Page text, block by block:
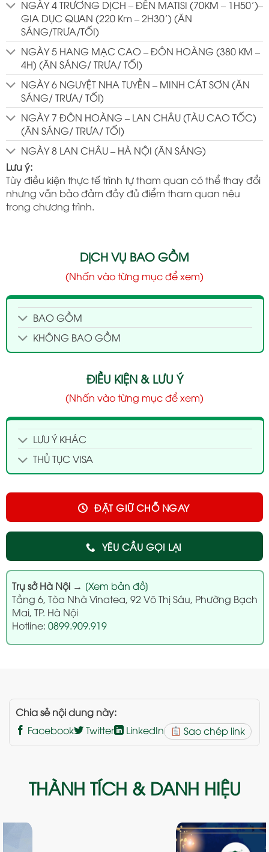
NGÀY 4 TRƯƠNG DỊCH – ĐỀN MATISI (70KM – 1H50’)–
GIA DỤC QUAN (220 Km – 2H30’) (ĂN
SÁNG/TRƯA/TỐI)
NGÀY 5 HANG MẠC CAO – ĐÔN HOÀNG (380 KM –
4H) (ĂN SÁNG/ TRƯA/ TỐI)
NGÀY 6 NGUYỆT NHA TUYỀN – MINH CÁT SƠN (ĂN
SÁNG/ TRƯA/ TỐI)
NGÀY 7 ĐÔN HOÀNG – LAN CHÂU (TÀU CAO TỐC)
(ĂN SÁNG/ TRƯA/ TỐI)
NGÀY 8 LAN CHÂU – HÀ NỘI (ĂN SÁNG)
Lưu ý:
Tùy điều kiện thực tế trình tự tham quan có thể thay đổi
nhưng vẫn bảo đảm đầy đủ điểm tham quan nêu
trong chương trình.
DỊCH VỤ BAO GỒM
(Nhấn vào từng mục để xem)
BAO GỒM
KHÔNG BAO GỒM
ĐIỀU KIỆN & LƯU Ý
(Nhấn vào từng mục để xem)
LƯU Ý KHÁC
THỦ TỤC VISA
YÊU CẦU GỌI LẠI
ĐẶT GIỮ CHỖ NGAY
Trụ sở Hà Nội→ [Xem bản đồ]
Tầng 6, Tòa Nhà Vinatea, 92 Võ Thị Sáu, Phường Bạch
Mai, TP. Hà Nội
Hotline: 0899.909.919
Chia sẻ nội dung này:
Facebook
Twitter LinkedIn Sao chép link
THÀNH TÍCH & DANH HIỆU